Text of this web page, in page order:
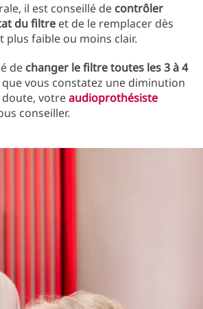
il est conseillé de contrôler
du filtre et de le remplacer dès
plus faible ou moins clair.
de changer le filtre toutes les 3 à 4
que vous constatez une diminution
doute, votreaudioprothésiste
conseiller.